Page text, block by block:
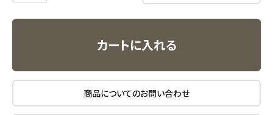
エコリュクス
エコメイト
カートに入れる
商品についてのお問い合わせ